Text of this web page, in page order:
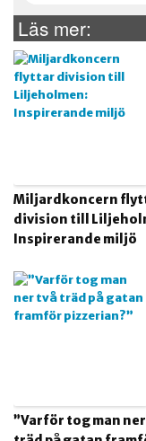
Läs mer:
Miljardkoncern
division till
Inspirerande miljö
”Varför tog man